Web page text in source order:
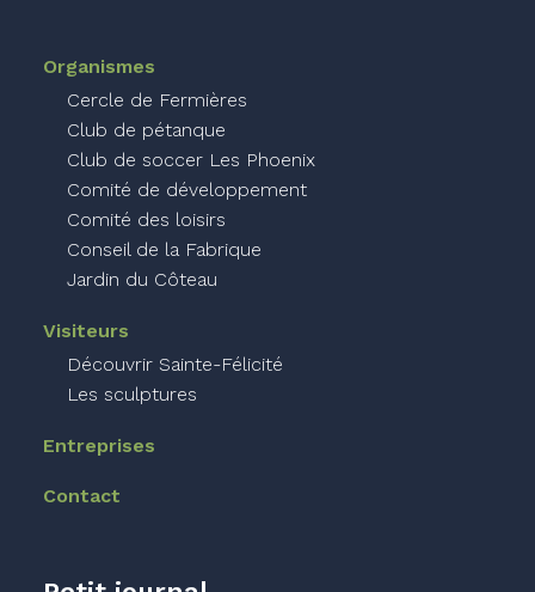
Organismes
Cercle de Fermières
Club de pétanque
Club de soccer Les Phoenix
Comité de développement
Comité des loisirs
Conseil de la Fabrique
Jardin du Côteau
Visiteurs
Découvrir Sainte-Félicité
Les sculptures
Entreprises
Contact